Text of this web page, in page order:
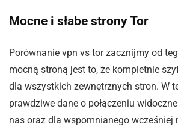
Mocne i słabe strony Tor
Porównanie vpn vs tor zacznijmy od
mocną stroną jest to, że kompletnie
dla wszystkich zewnętrznych stron. W
prawdziwe dane o połączeniu
nas oraz dla wspomnianego wcześniej